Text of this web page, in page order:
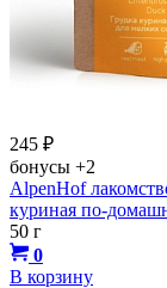
245 ₽
бонусы +2
AlpenHof
куриная по-
50 г
0
В корзину